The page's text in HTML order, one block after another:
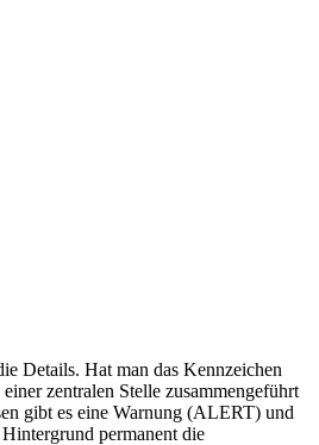
Details. Hat man das Kennzeichen
zentralen Stelle zusammengeführt
gibt es eine Warnung (ALERT) und
permanent die